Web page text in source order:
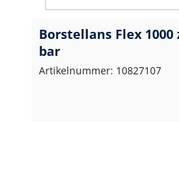
Borstellans Flex 1000
bar
Artikelnummer: 10827107